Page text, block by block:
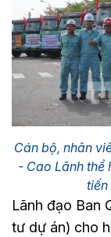
Cán bộ, nhân
- Cao Lãnh thể
tiến
Lãnh đạo Ban
tư dự án) cho